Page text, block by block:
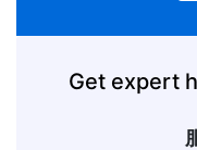
Get expert